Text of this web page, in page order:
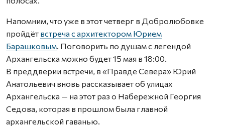
Напомним, что уже в этот четверг в Добролюбовке
пройдёт встреча с архитектором Юрием
Барашковым. Поговорить по душам с легендой
Архангельска можно будет 15 мая в 18:00.
В преддверии встречи, в «Правде Севера» Юрий
Анатольевич вновь рассказывает об улицах
Архангельска — на этот раз о Набережной Георгия
Седова, которая в прошлом была главной
архангельской гаванью.